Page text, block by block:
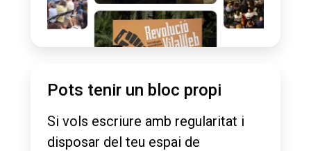
Pots tenir un bloc propi
Si vols escriure amb regularitat i
disposar del teu espai de